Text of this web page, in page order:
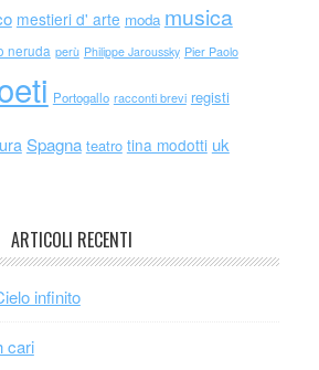
mestieri d' arte moda musica
neruda perù Philippe Jaroussky Pier Paolo
Portogallo racconti brevi registi
Spagna teatro tina modotti uk
ARTICOLI RECENTI
infinito
cari